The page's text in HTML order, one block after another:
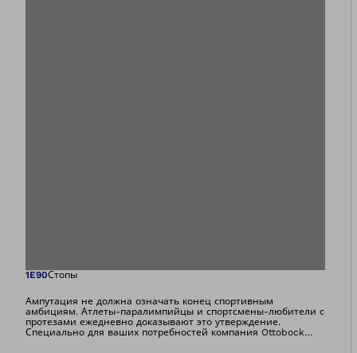
Изображение
1E90Стопы
Ампутация не должна означать конец спортивным
амбициям. Атлеты-паралимпийцы и спортсмены-любители с
протезами ежедневно доказывают это утверждение.
Специально для ваших потребностей компания Ottobock